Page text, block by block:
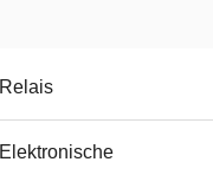
Relais
Elektronische